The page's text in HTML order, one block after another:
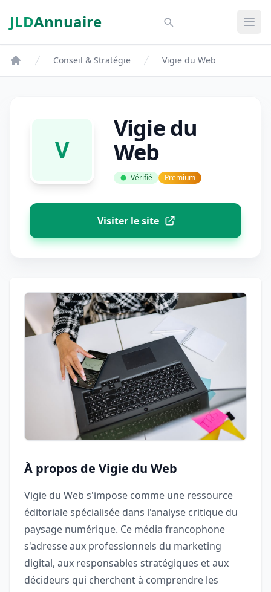
Aspect SDM
JLDAnnuaire
Conseil & Stratégie Vigie du Web
V
Vigie du
Web
Vérifié Premium
Visiter le site
À propos de Vigie du Web
Vigie du Web s'impose comme une ressource
éditoriale spécialisée dans l'analyse critique du
paysage numérique. Ce média francophone
s'adresse aux professionnels du marketing
digital, aux responsables stratégiques et aux
décideurs qui cherchent à comprendre les